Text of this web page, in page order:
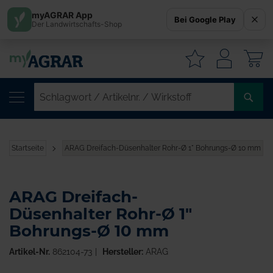
/
Startseite ARAG Dreifach-Düsenhalter Rohr-Ø 1" Bohrungs-Ø 10 mm
ARAG Dreifach-
Düsenhalter Rohr-Ø 1"
Bohrungs-Ø 10 mm
Artikel-Nr. 862104-73 Hersteller:ARAG
myAGRAR App
Der Landwirtschafts-Shop Bei Google Play